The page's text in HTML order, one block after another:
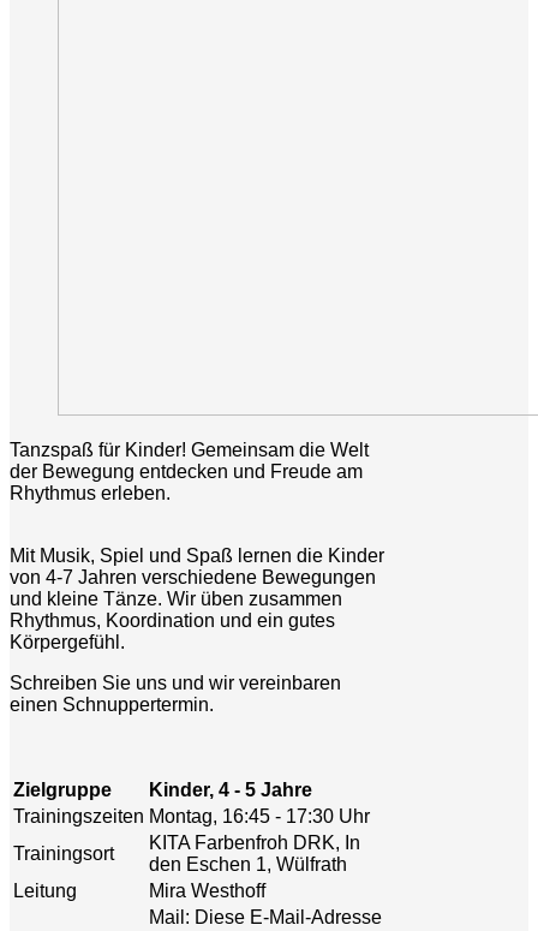
Tanzspaß für Kinder! Gemeinsam die Welt
der Bewegung entdecken und Freude am
Rhythmus erleben.
Mit Musik, Spiel und Spaß lernen die Kinder
von 4-7 Jahren verschiedene Bewegungen
und kleine Tänze. Wir üben zusammen
Rhythmus, Koordination und ein gutes
Körpergefühl.
Schreiben Sie uns und wir vereinbaren
einen Schnuppertermin.
Zielgruppe
Kinder, 4 - 5 Jahre
Trainingszeiten Montag, 16:45 - 17:30 Uhr
Trainingsort
KITA Farbenfroh DRK, In
den Eschen 1, Wülfrath
Leitung
Mira Westhoff
Mail: Diese E-Mail-Adresse